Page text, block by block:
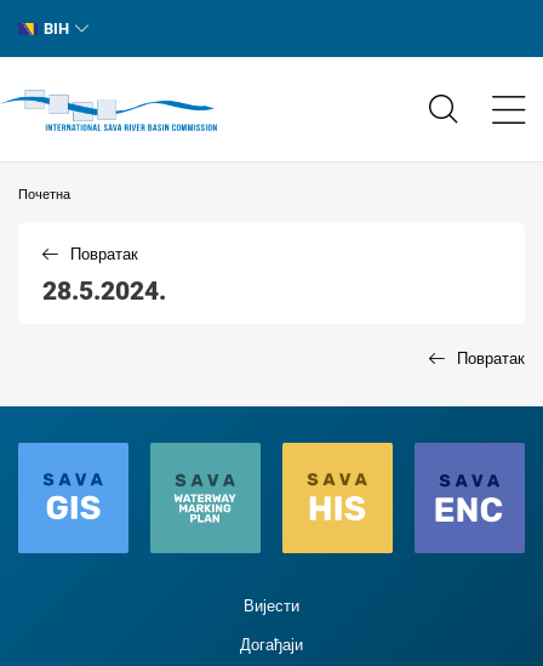
BIH
Почетна
28.5.2024.
Повратак
Повратак
Вијести
Догађаји